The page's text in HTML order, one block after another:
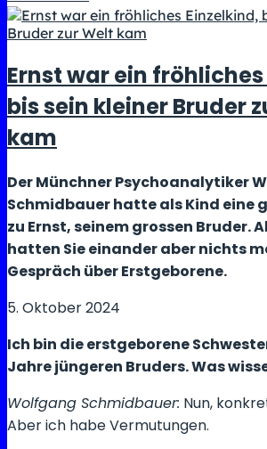
Quantenphysiker
sagt
Abstimmungen
voraus:
Auch
zur
10-
Millionen-
Schweiz?
Ernst war ein
bis sein kleiner Bruder
kam
Der Münchner Psychoanalytiker
Schmidbauer hatte als Kind eine
zu Ernst, seinem grossen Bruder.
hatten Sie einander aber nichts
Gespräch über Erstgeborene.
5. Oktober 2024
Ich bin die erstgeborene
Jahre jüngeren Bruders. Was
Wolfgang Schmidbauer: Nun,
Aber ich habe Vermutungen.